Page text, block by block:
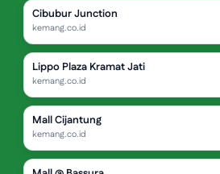
Cibubur Junction
kemang.co.id
Lippo Plaza Kramat Jati
kemang.co.id
Mall Cijantung
kemang.co.id